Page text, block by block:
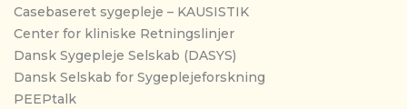
Casebaseret sygepleje – KAUSISTIK
Center for kliniske Retningslinjer
Dansk Sygepleje Selskab (DASYS)
Dansk Selskab for Sygeplejeforskning
PEEPtalk